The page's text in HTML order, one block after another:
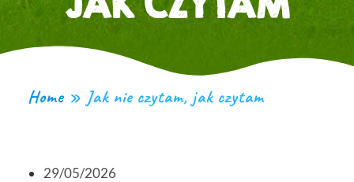
Home» Jak nie czytam, jak czytam
29/05/2026